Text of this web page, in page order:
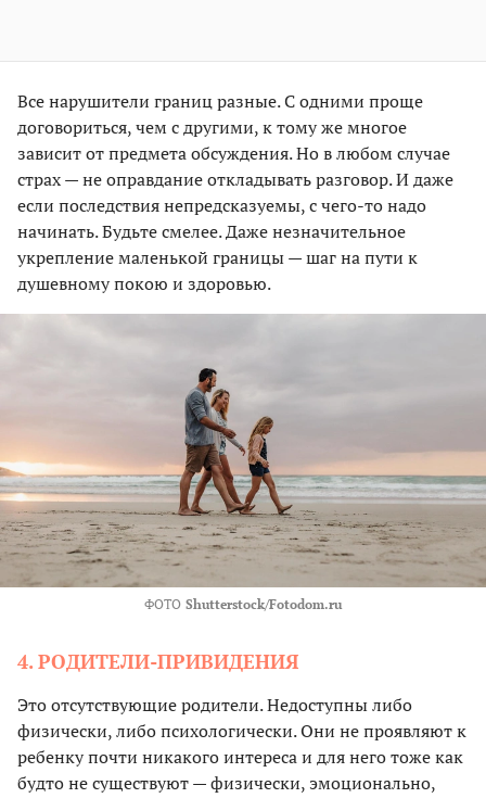
Все нарушители границ разные. С одними проще
договориться, чем с другими, к тому же многое
зависит от предмета обсуждения. Но в любом случае
страх — не оправдание откладывать разговор. И даже
если последствия непредсказуемы, с чего-то надо
начинать. Будьте смелее. Даже незначительное
укрепление маленькой границы — шаг на пути к
душевному покою и здоровью.
ФОТО Shutterstock/Fotodom.ru
4. РОДИТЕЛИ-ПРИВИДЕНИЯ
Это отсутствующие родители. Недоступны либо
физически, либо психологически. Они не проявляют к
ребенку почти никакого интереса и для него тоже как
будто не существуют — физически, эмоционально,